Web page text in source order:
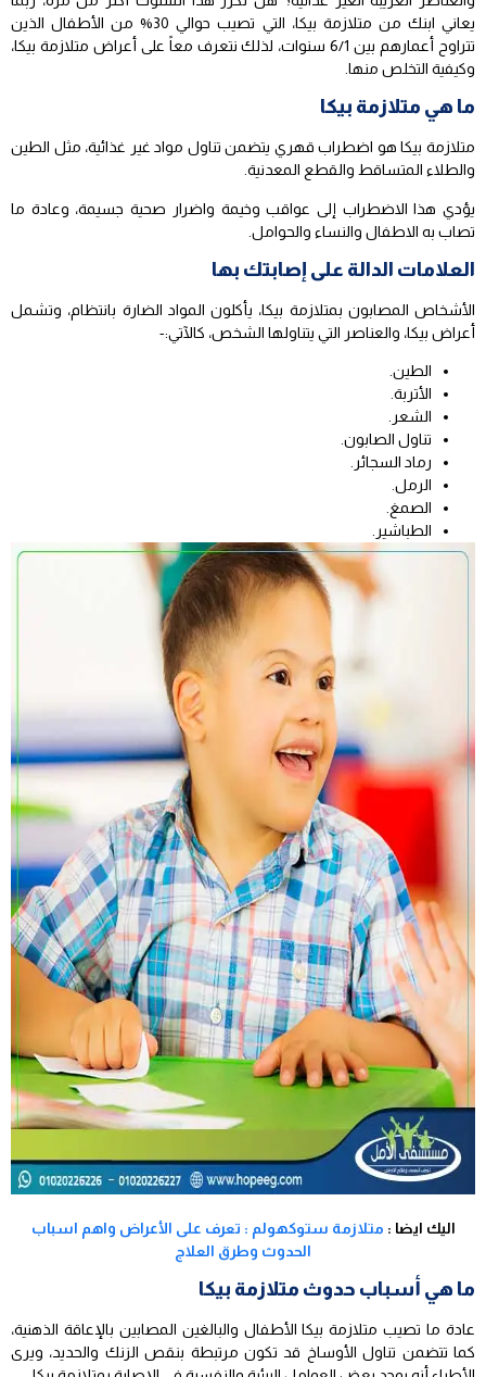
يعاني ابنك من متلازمة بيكا، التي تصيب حوالي 30% من الأطفال الذين
تتراوح أعمارهم بين 6/1 سنوات، لذلك نتعرف معاً على أعراض متلازمة بيكا،
وكيفية التخلص منها.
ما هي متلازمة بيكا
متلازمة بيكا هو اضطراب قهري يتضمن تناول مواد غير غذائية، مثل الطين
والطلاء المتساقط والقطع المعدنية.
يؤدي هذا الاضطراب إلى عواقب وخيمة واضرار صحية جسيمة، وعادة ما
تصاب به الاطفال والنساء والحوامل.
العلامات الدالة على إصابتك بها
الأشخاص المصابون بمتلازمة بيكا، يأكلون المواد الضارة بانتظام، وتشمل
أعراض بيكا، والعناصر التي يتناولها الشخص، كالآتي:-
الطين.
الأتربة.
الشعر.
تناول الصابون.
رماد السجائر.
الرمل.
الصمغ.
الطباشير.
اليك ايضا : متلازمة ستوكهولم : تعرف على الأعراض واهم اسباب
الحدوث وطرق العلاج
ما هي أسباب حدوث متلازمة بيكا
عادة ما تصيب متلازمة بيكا الأطفال والبالغين المصابين بالإعاقة الذهنية،
كما تتضمن تناول الأوساخ قد تكون مرتبطة بنقص الزنك والحديد، ويرى